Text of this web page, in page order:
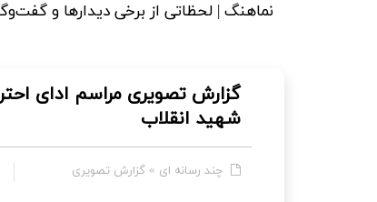
نماهنگ | لحظاتی از برخی دیدارها و
گزارش تصویری مراسم ادای
شهید انقلاب
چند رسانه ای » گزارش تصویری